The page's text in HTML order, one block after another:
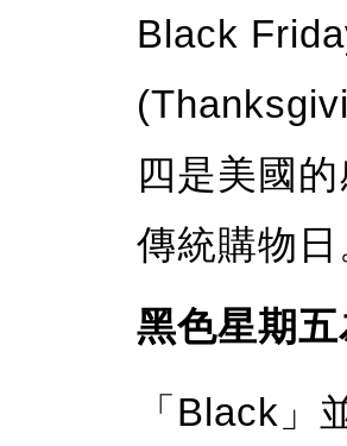
Black
四是美國
傳統購物日
黑色星期
「Black」